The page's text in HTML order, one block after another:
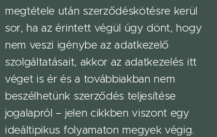
megtétele után szerződéskötésre kerül
sor, ha az érintett végül úgy dönt, hogy
nem veszi igénybe az adatkezelő
szolgáltatásait, akkor az adatkezelés itt
véget is ér és a továbbiakban nem
beszélhetünk szerződés teljesítése
jogalapról – jelen cikkben viszont egy
ideáltipikus folyamaton megyek végig.